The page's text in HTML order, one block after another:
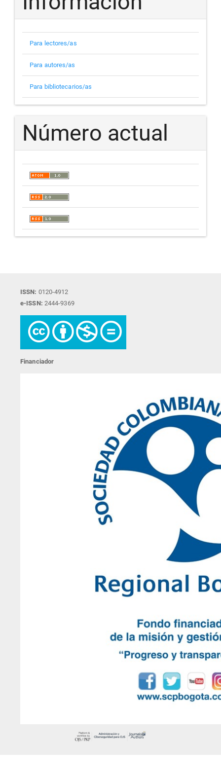
Para lectores/as
Para autores/as
Para bibliotecarios/as
Número actual
ISSN: 0120-4912
e-ISSN: 2444-9369
Financiador